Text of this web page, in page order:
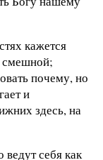
кажется
почему, но
и
здесь, на
себя как